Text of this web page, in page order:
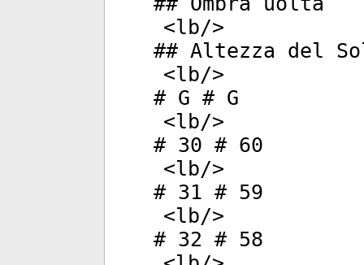
<lb/>
## Altezza del
<lb/>
# G # G
<lb/>
# 30 # 60
<lb/>
# 31 # 59
<lb/>
# 32 # 58